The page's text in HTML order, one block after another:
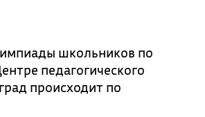
школьников по
педагогического
происходит по